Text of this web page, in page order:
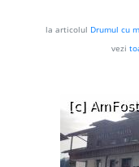
la articolul Drumul cu
vezi